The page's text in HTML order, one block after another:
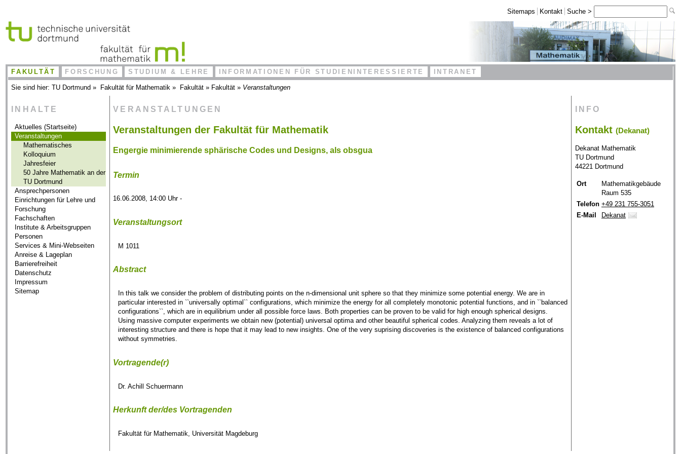
Sitemaps Kontakt Suche >
FAKULTÄT FORSCHUNG STUDIUM & LEHRE INFORMATIONEN FÜR STUDIENINTERESSIERTE INTRANET
Sie sind hier:TU Dortmund » Fakultät für Mathematik » Fakultät » Fakultät » Veranstaltungen
INHALTE
Aktuelles (Startseite)
Veranstaltungen
Mathematisches
Kolloquium
Jahresfeier
50 Jahre Mathematik an der
TU Dortmund
Ansprechpersonen
Einrichtungen für Lehre und
Forschung
Fachschaften
Institute & Arbeitsgruppen
Personen
Services & Mini-Webseiten
Anreise & Lageplan
Barrierefreiheit
Datenschutz
Impressum
Sitemap
VERANSTALTUNGEN
Veranstaltungen der Fakultät für Mathematik
Engergie minimierende sphärische Codes und Designs, als obsgua
Termin
16.06.2008, 14:00 Uhr -
Veranstaltungsort
M 1011
Abstract
In this talk we consider the problem of distributing points on the n-dimensional unit sphere so that they minimize some potential energy. We are in
particular interested in ``universally optimal`` configurations, which minimize the energy for all completely monotonic potential functions, and in ``balanced
configurations``, which are in equilibrium under all possible force laws. Both properties can be proven to be valid for high enough spherical designs.
Using massive computer experiments we obtain new (potential) universal optima and other beautiful spherical codes. Analyzing them reveals a lot of
interesting structure and there is hope that it may lead to new insights. One of the very suprising discoveries is the existence of balanced configurations
without symmetries.
Vortragende(r)
Dr. Achill Schuermann
Herkunft der/des Vortragenden
Fakultät für Mathematik, Universität Magdeburg
INFO
Kontakt (Dekanat)
Dekanat Mathematik
TU Dortmund
44221 Dortmund
Ort
Mathematikgebäude
Raum 535
Telefon +49 231 755-3051
E-Mail
Dekanat